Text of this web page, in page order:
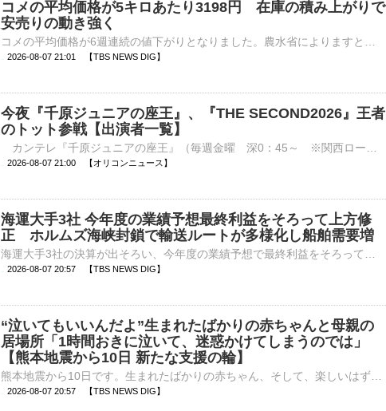
コメの平均価格が5キロあたり3198円 在庫の積み上がりで
安売りの動き強く
2026-08-07 21:01 【TBS NEWS DIG】
今夜『千原ジュニアの座王』、『THE SECOND2026』王者
のトット参戦【出演者一覧】
2026-08-07 21:00 【オリコンニュース】
海運大手3社 今年度の業績予想最終利益をそろって上方修
正 ホルムズ海峡封鎖で輸送ルートが多様化し船舶需要増
2026-08-07 20:57 【TBS NEWS DIG】
“泣いてもいいんだよ”生まれたばかりの赤ちゃんと母親の
居場所「1時間おきに泣いて、迷惑かけてしまうのでは」
【熊本地震から10日 新たな支援の輪】
2026-08-07 20:57 【TBS NEWS DIG】